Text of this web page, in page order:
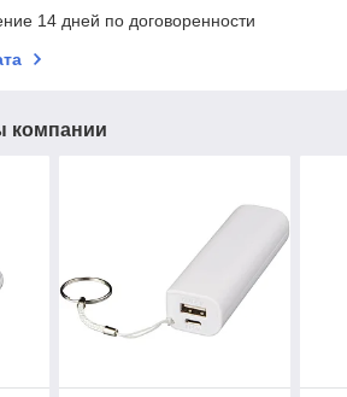
14 дней по договоренности
компании